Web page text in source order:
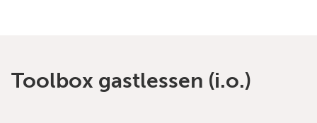
Toolbox gastlessen (i.o.)